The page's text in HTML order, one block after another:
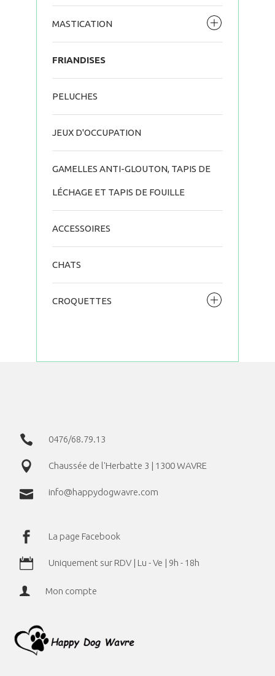
MASTICATION
FRIANDISES
PELUCHES
JEUX D'OCCUPATION
GAMELLES ANTI-GLOUTON, TAPIS DE
LÉCHAGE ET TAPIS DE FOUILLE
ACCESSOIRES
CHATS
CROQUETTES
0476/68.79.13
Chaussée de l'Herbatte 3 | 1300 WAVRE
info@happydogwavre.com
La page Facebook
Uniquement sur RDV | Lu - Ve | 9h - 18h
Mon compte